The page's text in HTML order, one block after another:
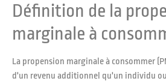
Définition de la
marginale à
La propension marginale à consommer
d'un revenu additionnel qu'un individu